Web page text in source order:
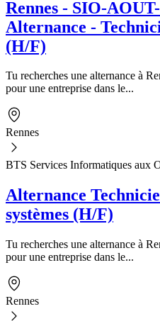
Rennes - SIO-
Alternance -
(H/F)
Tu recherches une alternance à
pour une entreprise dans le...
Rennes
BTS Services Informatiques aux
Alternance
systèmes (H/F)
Tu recherches une alternance à
pour une entreprise dans le...
Rennes